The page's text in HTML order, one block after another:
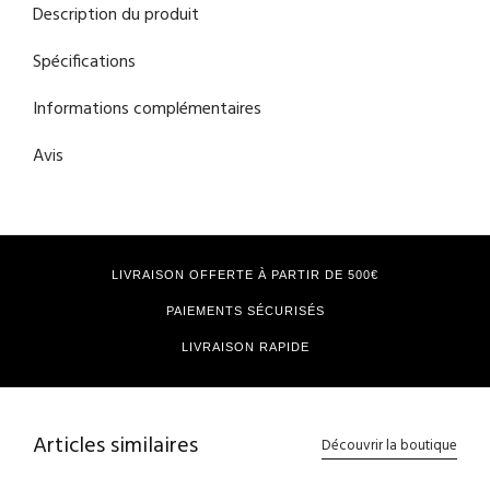
Description du produit
Spécifications
Informations complémentaires
Avis
LIVRAISON OFFERTE À PARTIR DE 500€
PAIEMENTS SÉCURISÉS
LIVRAISON RAPIDE
Articles similaires Découvrir la boutique